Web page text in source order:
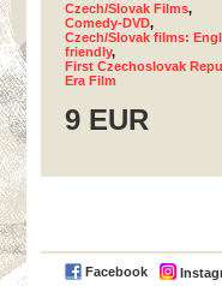
Czech/Slovak Films,
Comedy-DVD,
Czech/Slovak films:
friendly,
First Czechoslovak
Era Film
9 EUR
Facebook